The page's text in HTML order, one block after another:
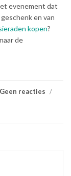
evenement dat
en van
kopen?
de
Geen reacties /